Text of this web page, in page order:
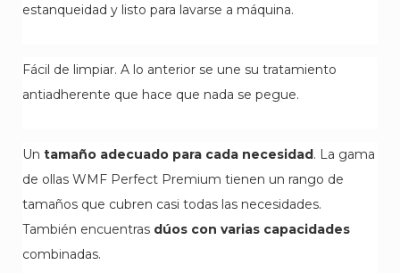
estanqueidad y listo para lavarse a máquina.
Fácil de limpiar. A lo anterior se une su tratamiento
antiadherente que hace que nada se pegue.
Un tamaño adecuado para cada necesidad. La gama
de ollas WMF Perfect Premium tienen un rango de
tamaños que cubren casi todas las necesidades.
También encuentras dúos con varias capacidades
combinadas.